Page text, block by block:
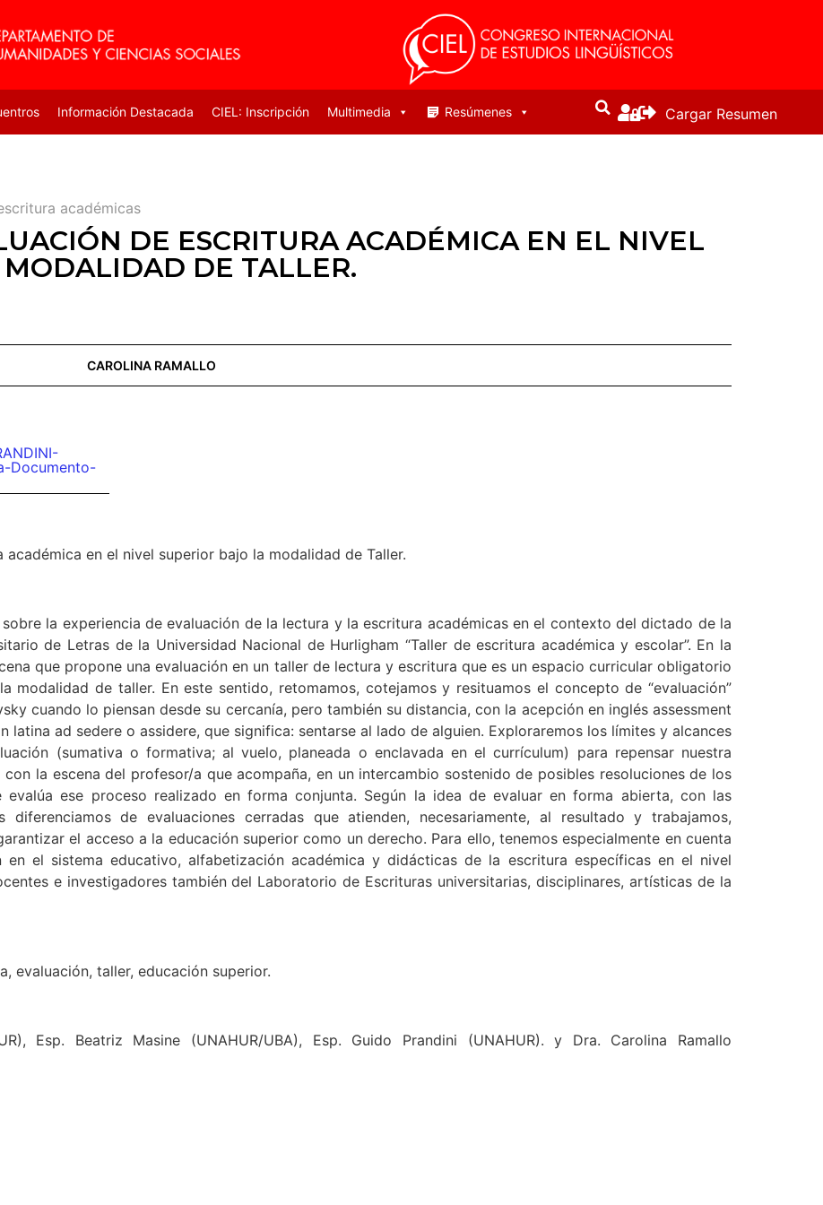
Información Destacada CIEL: Inscripción Multimedia Resúmenes Cargar Resumen
académicas
DE ESCRITURA ACADÉMICA EN EL NIVEL
DE TALLER.
CAROLINA RAMALLO
Documento-
en el nivel superior bajo la modalidad de Taller.
la experiencia de evaluación de la lectura y la escritura académicas en el contexto del dictado de la
de Letras de la Universidad Nacional de Hurligham “Taller de escritura académica y escolar”. En la
que propone una evaluación en un taller de lectura y escritura que es un espacio curricular obligatorio
modalidad de taller. En este sentido, retomamos, cotejamos y resituamos el concepto de “evaluación”
cuando lo piensan desde su cercanía, pero también su distancia, con la acepción en inglés assessment
ad sedere o assidere, que significa: sentarse al lado de alguien. Exploraremos los límites y alcances
(sumativa o formativa; al vuelo, planeada o enclavada en el currículum) para repensar nuestra
la escena del profesor/a que acompaña, en un intercambio sostenido de posibles resoluciones de los
ese proceso realizado en forma conjunta. Según la idea de evaluar en forma abierta, con las
de evaluaciones cerradas que atienden, necesariamente, al resultado y trabajamos,
el acceso a la educación superior como un derecho. Para ello, tenemos especialmente en cuenta
el sistema educativo, alfabetización académica y didácticas de la escritura específicas en el nivel
e investigadores también del Laboratorio de Escrituras universitarias, disciplinares, artísticas de la
evaluación, taller, educación superior.
Esp. Beatriz Masine (UNAHUR/UBA), Esp. Guido Prandini (UNAHUR). y Dra. Carolina Ramallo